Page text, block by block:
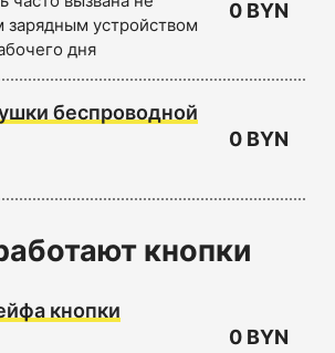
зарядным устройством
дня
0 BYN
беспроводной
0 BYN
кнопки
кнопки
0 BYN